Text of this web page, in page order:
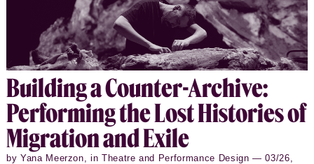
hiernamaals niet meer accepteert. Dan loop je weg, of
kijk je weg.
Build­ing a Counter-Archive:
Per­form­ing the Lost His­to­ries of
Mi­gra­tion and Exile
by Yana Meerzon, in Theatre and Performance Design — 03/26,